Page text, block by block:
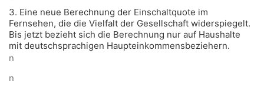
3. Eine neue Berechnung der Einschaltquote im
Fernsehen, die die Vielfalt der Gesellschaft widerspiegelt.
Bis jetzt bezieht sich die Berechnung nur auf Haushalte
mit deutschsprachigen Haupteinkommensbeziehern.
n
n